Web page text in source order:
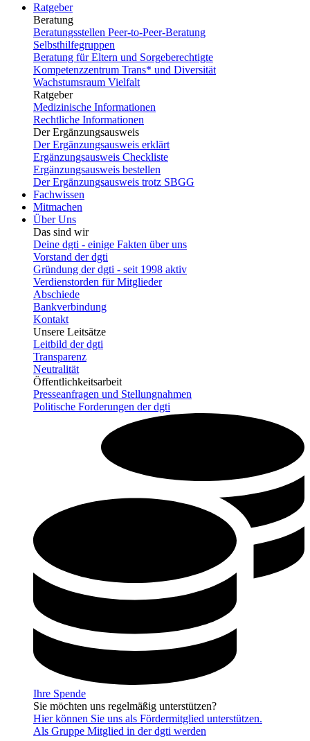
Ratgeber
Beratung
Beratungsstellen Peer-to-Peer-Beratung
Selbsthilfegruppen
Beratung für Eltern und Sorgeberechtigte
Kompetenzzentrum Trans* und Diversität
Wachstumsraum Vielfalt
Ratgeber
Medizinische Informationen
Rechtliche Informationen
Der Ergänzungsausweis
Der Ergänzungsausweis erklärt
Ergänzungsausweis Checkliste
Ergänzungsausweis bestellen
Der Ergänzungsausweis trotz SBGG
Fachwissen
Mitmachen
Über Uns
Das sind wir
Deine dgti - einige Fakten über uns
Vorstand der dgti
Gründung der dgti - seit 1998 aktiv
Verdienstorden für Mitglieder
Abschiede
Bankverbindung
Kontakt
Unsere Leitsätze
Leitbild der dgti
Transparenz
Neutralität
Öffentlichkeitsarbeit
Presseanfragen und Stellungnahmen
Politische Forderungen der dgti
Ihre Spende
Sie möchten uns regelmäßig unterstützen?
Hier können Sie uns als Fördermitglied unterstützen.
Als Gruppe Mitglied in der dgti werden